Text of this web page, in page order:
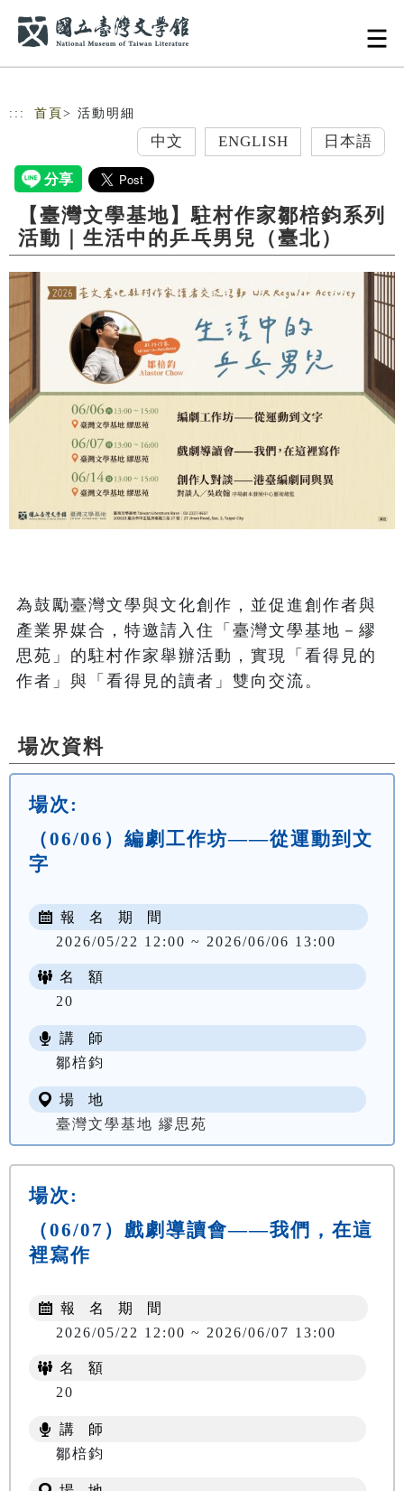
::: 首頁 > 活動明細
中文 ENGLISH 日本語
【臺灣文學基地】駐村作家鄒棓鈞系列
活動｜生活中的乒乓男兒（臺北）
為鼓勵臺灣文學與文化創作，並促進創作者與
產業界媒合，特邀請入住「臺灣文學基地－繆
思苑」的駐村作家舉辦活動，實現「看得見的
作者」與「看得見的讀者」雙向交流。
場次資料
場次:
（06/06）編劇工作坊——從運動到文
字
報 名 期 間
2026/05/22 12:00 ~ 2026/06/06 13:00
名 額
20
講 師
鄒棓鈞
場 地
臺灣文學基地 繆思苑
場次:
（06/07）戲劇導讀會——我們，在這
裡寫作
報 名 期 間
2026/05/22 12:00 ~ 2026/06/07 13:00
名 額
20
講 師
鄒棓鈞